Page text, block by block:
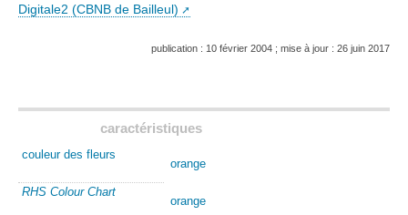
Digitale2 (CBNB de Bailleul)
publication : 10 février 2004 ; mise à jour : 26 juin 2017
caractéristiques
couleur des fleurs
orange
RHS Colour Chart
orange